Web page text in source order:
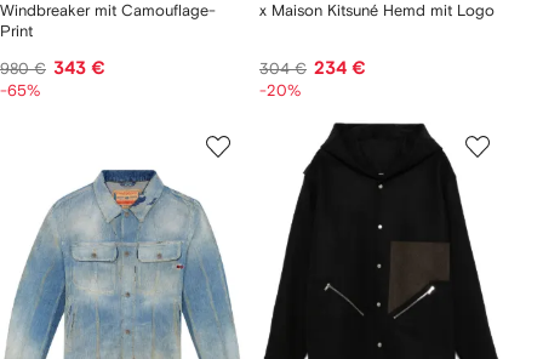
Windbreaker mit Camouflage-
Print
980 € 343 €
-65%
x Maison Kitsuné Hemd mit Logo
304 € 234 €
-20%